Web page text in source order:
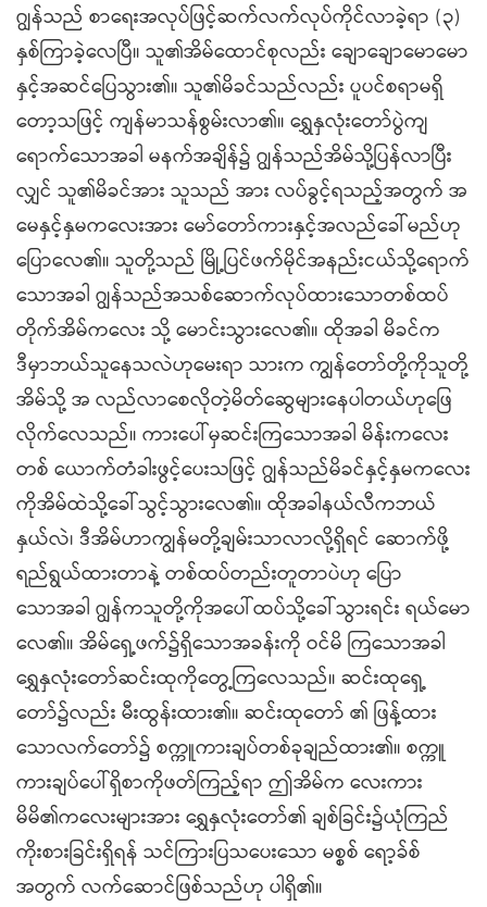
ဂျွန်သည် စာရေးအလုပ်ဖြင့်ဆက်လက်လုပ်ကိုင်လာခဲ့ရာ (၃)
နှစ်ကြာခဲ့လေပြီ။ သူ၏အိမ်ထောင်စုလည်း ချောချောမောမော
နှင့်အဆင်ပြေသွား၏။ သူ၏မိခင်သည်လည်း ပူပင်စရာမရှိ
တော့သဖြင့် ကျန်မာသန်စွမ်းလာ၏။ ရွှေနှလုံးတော်ပွဲကျ
ရောက်သောအခါ မနက်အချိန်၌ ဂျွန်သည်အိမ်သို့ပြန်လာပြီး
လျှင် သူ၏မိခင်အား သူသည် အား လပ်ခွင့်ရသည့်အတွက် အ
မေနှင့်နှမကလေးအား မော်တော်ကားနှင့်အလည်ခေါ်မည်ဟု
ပြောလေ၏။ သူတို့သည် မြို့ပြင်ဖက်မိုင်အနည်းငယ်သို့ရောက်
သောအခါ ဂျွန်သည်အသစ်ဆောက်လုပ်ထားသောတစ်ထပ်
တိုက်အိမ်ကလေး သို့ မောင်းသွားလေ၏။ ထိုအခါ မိခင်က
ဒီမှာဘယ်သူနေသလဲဟုမေးရာ သားက ကျွန်တော်တို့ကိုသူတို့
အိမ်သို့ အ လည်လာစေလိုတဲ့မိတ်ဆွေများနေပါတယ်ဟုဖြေ
လိုက်လေသည်။ ကားပေါ်မှဆင်းကြသောအခါ မိန်းကလေး
တစ် ယောက်တံခါးဖွင့်ပေးသဖြင့် ဂျွန်သည်မိခင်နှင့်နှမကလေး
ကိုအိမ်ထဲသို့ခေါ်သွင့်သွားလေ၏။ ထိုအခါနယ်လီကဘယ်
နှယ်လဲ၊ ဒီအိမ်ဟာကျွန်မတို့ချမ်းသာလာလို့ရှိရင် ဆောက်ဖို့
ရည်ရွယ်ထားတာနဲ့ တစ်ထပ်တည်းတူတာပဲဟု ပြော
သောအခါ ဂျွန်ကသူတို့ကိုအပေါ်ထပ်သို့ခေါ်သွားရင်း ရယ်မော
လေ၏။ အိမ်ရှေ့ဖက်၌ရှိသောအခန်းကို ဝင်မိ ကြသောအခါ
ရွှေနှလုံးတော်ဆင်းထုကိုတွေ့ကြလေသည်။ ဆင်းထုရှေ့
တော်၌လည်း မီးထွန်းထား၏။ ဆင်းထုတော် ၏ ဖြန့်ထား
သောလက်တော်၌ စက္ကူကားချပ်တစ်ခုချည်ထား၏။ စက္ကူ
ကားချပ်ပေါ်ရှိစာကိုဖတ်ကြည့်ရာ ဤအိမ်က လေးကား
မိမိ၏ကလေးများအား ရွှေနှလုံးတော်၏ ချစ်ခြင်း၌ယုံကြည်
ကိုးစားခြင်းရှိရန် သင်ကြားပြသပေးသော မစ္စစ် ရော့ခ်စ်
အတွက် လက်ဆောင်ဖြစ်သည်ဟု ပါရှိ၏။